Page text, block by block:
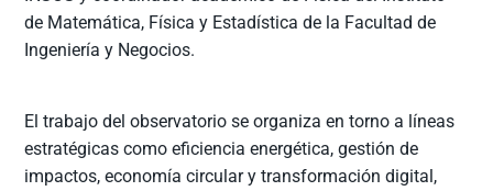
de Matemática, Física y Estadística de la Facultad de
Ingeniería y Negocios.
El trabajo del observatorio se organiza en torno a líneas
estratégicas como eficiencia energética, gestión de
impactos, economía circular y transformación digital,